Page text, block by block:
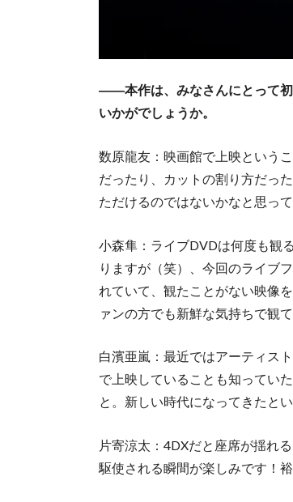
――本作は、みなさんにとって初
いかがでしょうか。
数原龍友：映画館で上映という
だったり、カットの割り方だっ
ただけるのではないかなと思って
小森隼：ライブDVDは何度も観
りますが（笑）、今回のライブ
れていて、観たことがない映像
ァンの方でも新鮮な気持ちで観
白濱亜嵐：最近ではアーティス
で上映していることも知ってい
と。新しい時代になってきたと
片寄涼太：4DXだと座席が揺れ
駆使される瞬間が楽しみです！